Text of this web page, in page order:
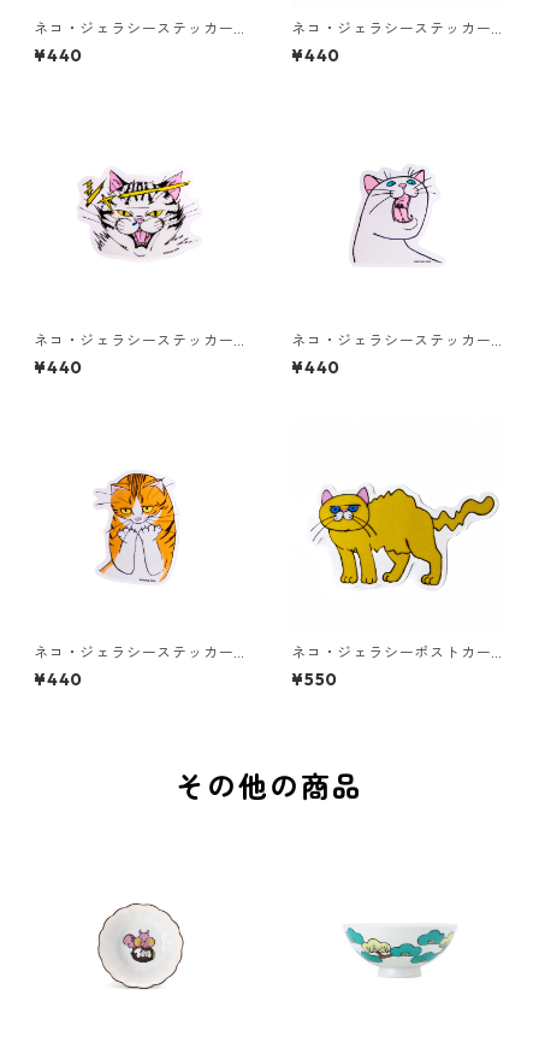
ネコ・ジェラシーステッカー
クリーム
¥440
ネコ・ジェラシーステッカー
くろねこ
¥440
ネコ・ジェラシーステッカー
タビー
¥440
ネコ・ジェラシーステッカー
しろねこ
¥440
ネコ・ジェラシーステッカー
ちゃとら
¥440
ネコ・ジェラシーポストカー
ド ゴールド
¥550
その他の商品